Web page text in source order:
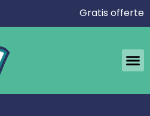
Gratis offerte